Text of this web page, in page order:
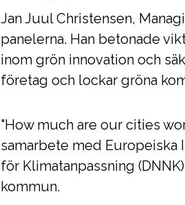
Jan Juul Christensen,
panelerna. Han betonade
inom grön innovation och
företag och lockar gröna
"How much are our cities
samarbete med Europeiska
för Klimatanpassning
kommun.